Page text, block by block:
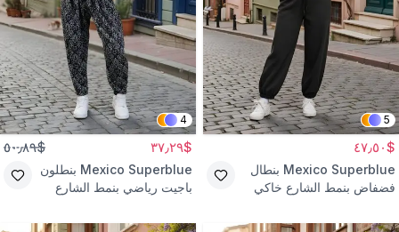
5
$٤٧٫٥٠
Mexico Superblue بنطال
فضفاض بنمط الشارع خاكي
4
$٣٧٫٢٩ $٥٠٫٨٩
Mexico Superblue بنطلون
باجيت رياضي بنمط الشارع